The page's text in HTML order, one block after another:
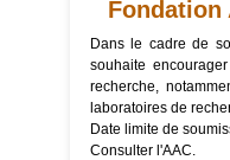
Fondation
Dans le cadre de
souhaite
recherche,
laboratoires de
Date limite de
Consulter l'AAC.